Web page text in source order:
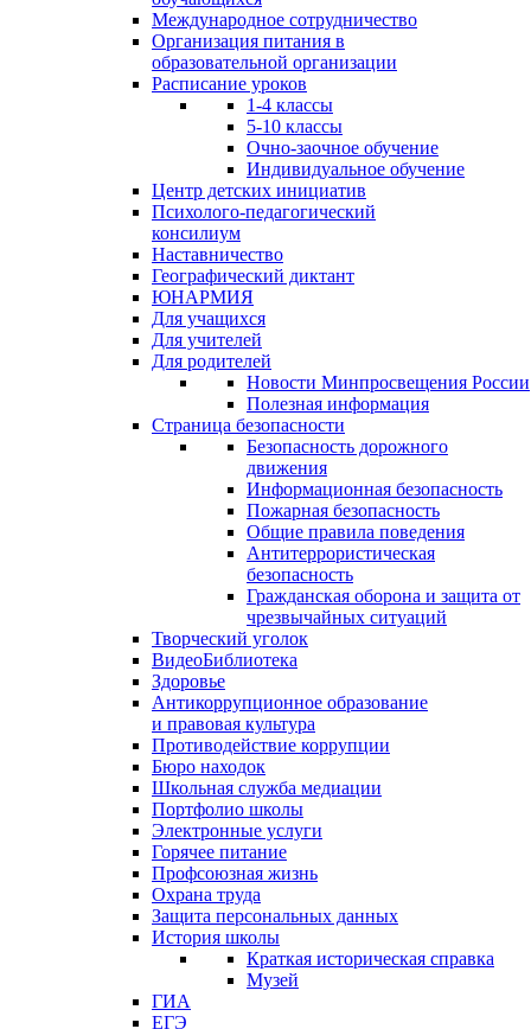
Международное сотрудничество
Организация питания в
образовательной организации
Расписание уроков
1-4 классы
5-10 классы
Очно-заочное обучение
Индивидуальное обучение
Центр детских инициатив
Психолого-педагогический
консилиум
Наставничество
Географический диктант
ЮНАРМИЯ
Для учащихся
Для учителей
Для родителей
Новости Минпросвещения России
Полезная информация
Страница безопасности
Безопасность дорожного
движения
Информационная безопасность
Пожарная безопасность
Общие правила поведения
Антитеррористическая
безопасность
Гражданская оборона и защита от
чрезвычайных ситуаций
Творческий уголок
ВидеоБиблиотека
Здоровье
Антикоррупционное образование
и правовая культура
Противодействие коррупции
Бюро находок
Школьная служба медиации
Портфолио школы
Электронные услуги
Горячее питание
Профсоюзная жизнь
Охрана труда
Защита персональных данных
История школы
Краткая историческая справка
Музей
ГИА
ЕГЭ